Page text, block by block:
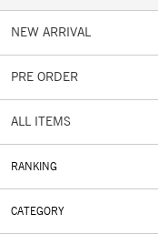
NEW ARRIVAL
PRE ORDER
ALL ITEMS
RANKING
CATEGORY